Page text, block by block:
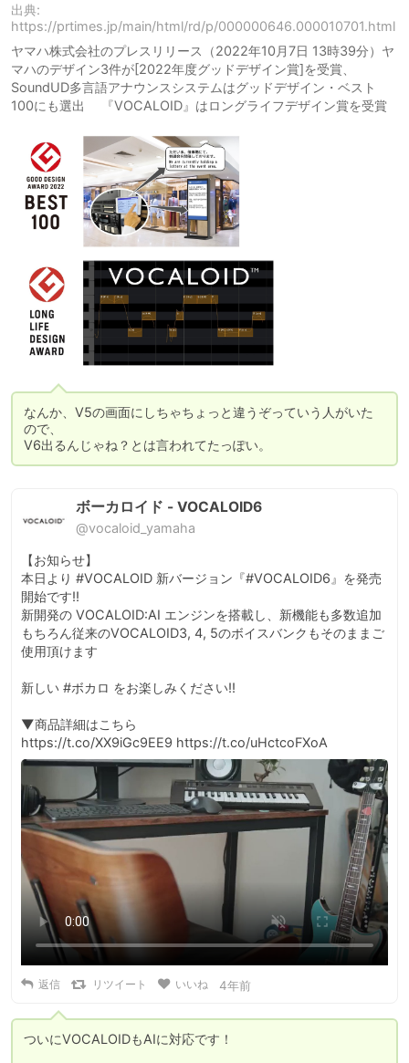
出典:
https://prtimes.jp/main/html/rd/p/000000646.000010701.html
ヤマハ株式会社のプレスリリース（2022年10月7日 13時39分）ヤ
マハのデザイン3件が[2022年度グッドデザイン賞]を受賞、
SoundUD多言語アナウンスシステムはグッドデザイン・ベスト
100にも選出 『VOCALOID』はロングライフデザイン賞を受賞
なんか、V5の画面にしちゃちょっと違うぞっていう人がいた
ので、
V6出るんじゃね？とは言われてたっぽい。
ボーカロイド - VOCALOID6
@vocaloid_yamaha
【お知らせ】
本日より #VOCALOID 新バージョン『#VOCALOID6』を発売
開始です!!
新開発の VOCALOID:AI エンジンを搭載し、新機能も多数追加
もちろん従来のVOCALOID3, 4, 5のボイスバンクもそのままご
使用頂けます
新しい #ボカロ をお楽しみください!!
▼商品詳細はこちら
https://t.co/XX9iGc9EE9 https://t.co/uHctcoFXoA
返信 リツイート いいね 4年前
ついにVOCALOIDもAIに対応です！